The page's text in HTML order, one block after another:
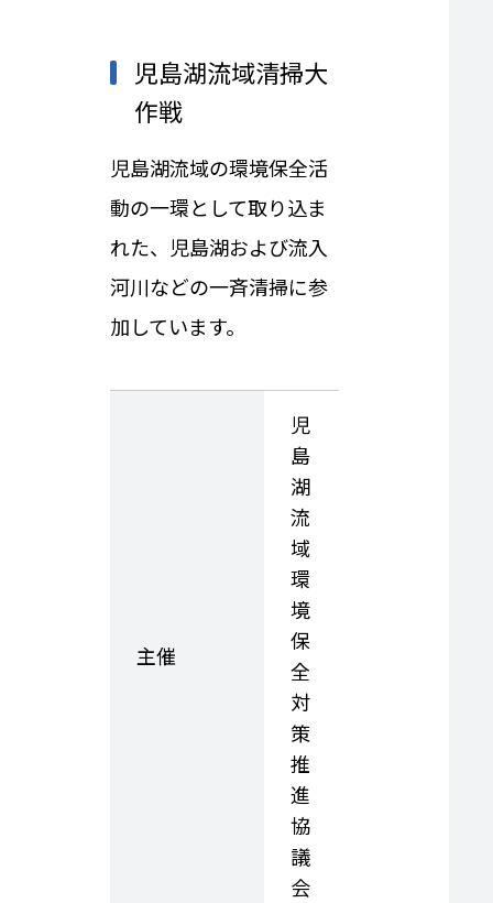
児島湖流域清掃大
作戦
児島湖流域の環境保全活
動の一環として取り込ま
れた、児島湖および流入
河川などの一斉清掃に参
加しています。
主催
児
島
湖
流
域
環
境
保
全
対
策
推
進
協
議
会